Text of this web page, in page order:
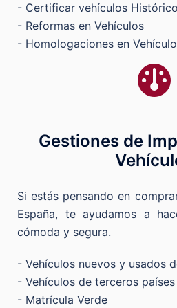
- Certificar vehículos
- Reformas en Vehículos
- Homologaciones en
Gestiones de
Si estás pensando en
España, te ayudamos a
cómoda y segura.
- Vehículos nuevos y usados
- Vehículos de terceros países
- Matrícula Verde